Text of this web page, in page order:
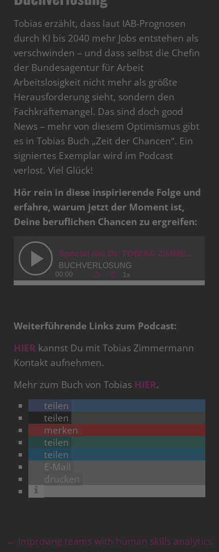
Tobias erzählt, dass laut IAB-Prognosen
durch KI bis 2040 mehr Jobs entstehen als
verschwinden – und dass selbst die Chefin
der Bundesagentur für Arbeit
Arbeitslosigkeit nicht mehr als größte
Herausforderung sieht, sondern den
Fachkräftemangel. Das sind doch good
News – mehr von diesem Optimismus gibt
es in Tobias Buch „Zeit der Chancen“. Ein
signiertes Exemplar wird im Podcast
verlost. Viel Glück!
Hör rein in diese inspirierende Folge und
erfahre, warum jetzt der Moment ist,
Deine beruflichen Chancen zu ergreifen:
Weiterführende Links zum Podcast:
HIER kannst Du mit Tobias Zimmermann
Kontakt aufnehmen.
Mehr zum Buch von Tobias HIER.
teilen
teilen
merken
teilen
teilen
E-Mail
drucken
← Improving teams with human skills analytics